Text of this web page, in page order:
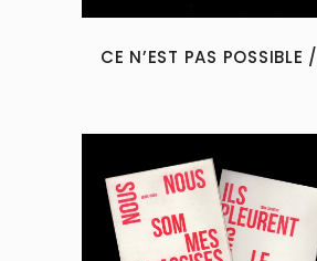
CE N’EST PAS